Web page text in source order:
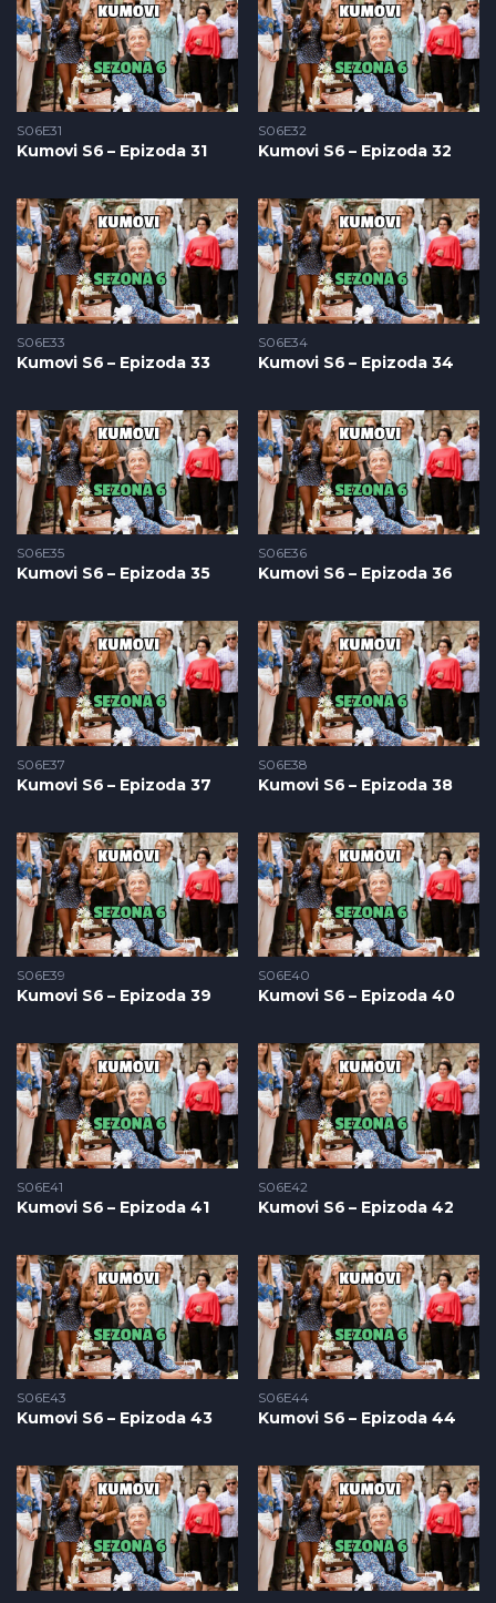
S06E31
Kumovi S6 – Epizoda 31
S06E32
Kumovi S6 – Epizoda 32
S06E33
Kumovi S6 – Epizoda 33
S06E34
Kumovi S6 – Epizoda 34
S06E35
Kumovi S6 – Epizoda 35
S06E36
Kumovi S6 – Epizoda 36
S06E37
Kumovi S6 – Epizoda 37
S06E38
Kumovi S6 – Epizoda 38
S06E39
Kumovi S6 – Epizoda 39
S06E40
Kumovi S6 – Epizoda 40
S06E41
Kumovi S6 – Epizoda 41
S06E42
Kumovi S6 – Epizoda 42
S06E43
Kumovi S6 – Epizoda 43
S06E44
Kumovi S6 – Epizoda 44